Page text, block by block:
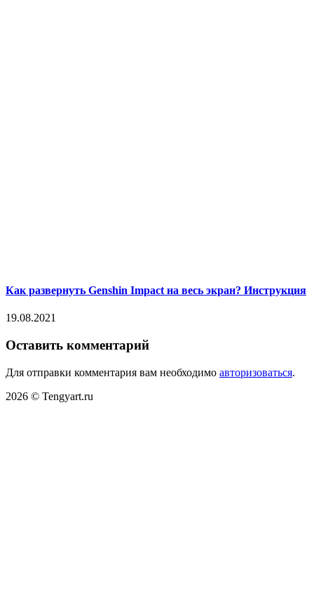
Как развернуть Genshin Impact на весь экран? Инструкция
19.08.2021
Оставить комментарий
Для отправки комментария вам необходимо авторизоваться.
2026 © Tengyart.ru